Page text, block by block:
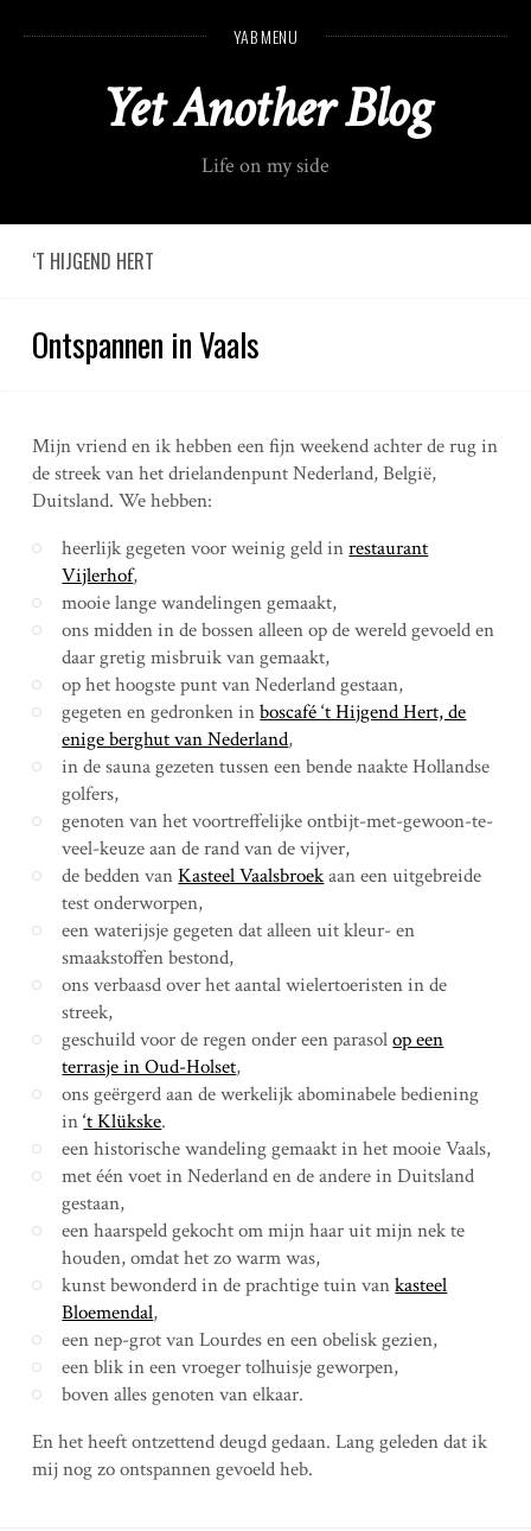
n
YAB MENU
Yet Another Blog
Life on my side
‘T HIJGEND HERT
Ontspannen in Vaals
Mijn vriend en ik hebben een fijn weekend achter de rug in
de streek van het drielandenpunt Nederland, België,
Duitsland. We hebben:
heerlijk gegeten voor weinig geld inrestaurant
Vijlerhof,
mooie lange wandelingen gemaakt,
ons midden in de bossen alleen op de wereld gevoeld en
daar gretig misbruik van gemaakt,
op het hoogste punt van Nederland gestaan,
gegeten en gedronken inboscafé ‘t Hijgend Hert, de
enige berghut van Nederland,
in de sauna gezeten tussen een bende naakte Hollandse
golfers,
genoten van het voortreffelijke ontbijt-met-gewoon-te-
veel-keuze aan de rand van de vijver,
de bedden vanKasteel Vaalsbroekaan een uitgebreide
test onderworpen,
een waterijsje gegeten dat alleen uit kleur- en
smaakstoffen bestond,
ons verbaasd over het aantal wielertoeristen in de
streek,
geschuild voor de regen onder een parasolop een
terrasje in Oud-Holset,
ons geërgerd aan de werkelijk abominabele bediening
in‘t Klükske.
een historische wandeling gemaakt in het mooie Vaals,
met één voet in Nederland en de andere in Duitsland
gestaan,
een haarspeld gekocht om mijn haar uit mijn nek te
houden, omdat het zo warm was,
kunst bewonderd in de prachtige tuin vankasteel
Bloemendal,
een nep-grot van Lourdes en een obelisk gezien,
een blik in een vroeger tolhuisje geworpen,
boven alles genoten van elkaar.
En het heeft ontzettend deugd gedaan. Lang geleden dat ik
mij nog zo ontspannen gevoeld heb.